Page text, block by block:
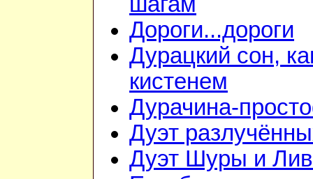
Дороги...дороги
Дурацкий сон,
кистенем
Дурачина-
Дуэт
Дуэт Шуры и